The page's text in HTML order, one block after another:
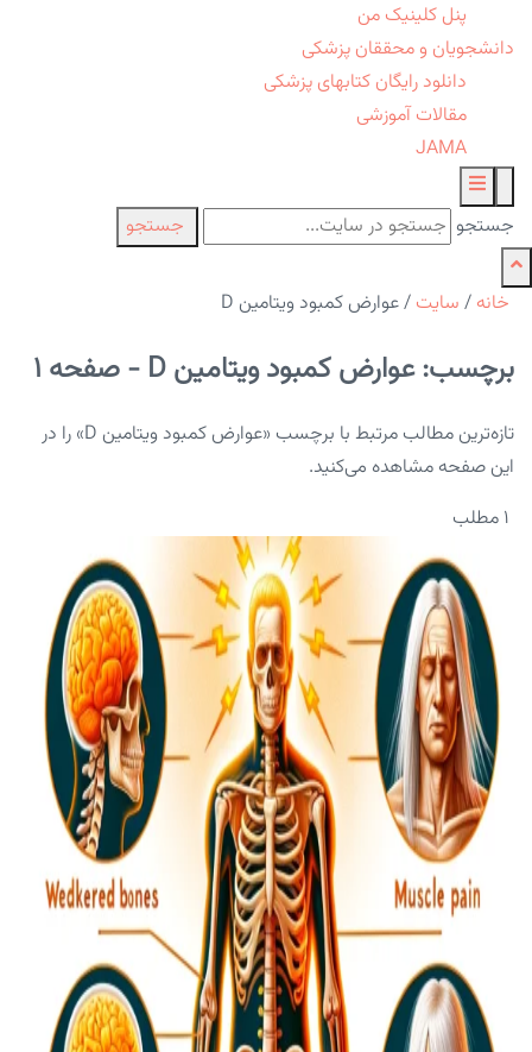
پنل کلینیک من
دانشجویان و محققان پزشکی
دانلود رایگان کتابهای پزشکی
مقالات آموزشی
JAMA
جستجو جستجو
خانه / سایت /عوارض کمبود ویتامین D
برچسب: عوارض کمبود ویتامین D - صفحه 1
تازه‌ترین مطالب مرتبط با برچسب «عوارض کمبود ویتامین D» را در
این صفحه مشاهده می‌کنید.
۱ مطلب